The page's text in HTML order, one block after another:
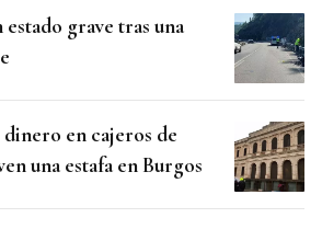
grave tras una
en cajeros de
una estafa en Burgos